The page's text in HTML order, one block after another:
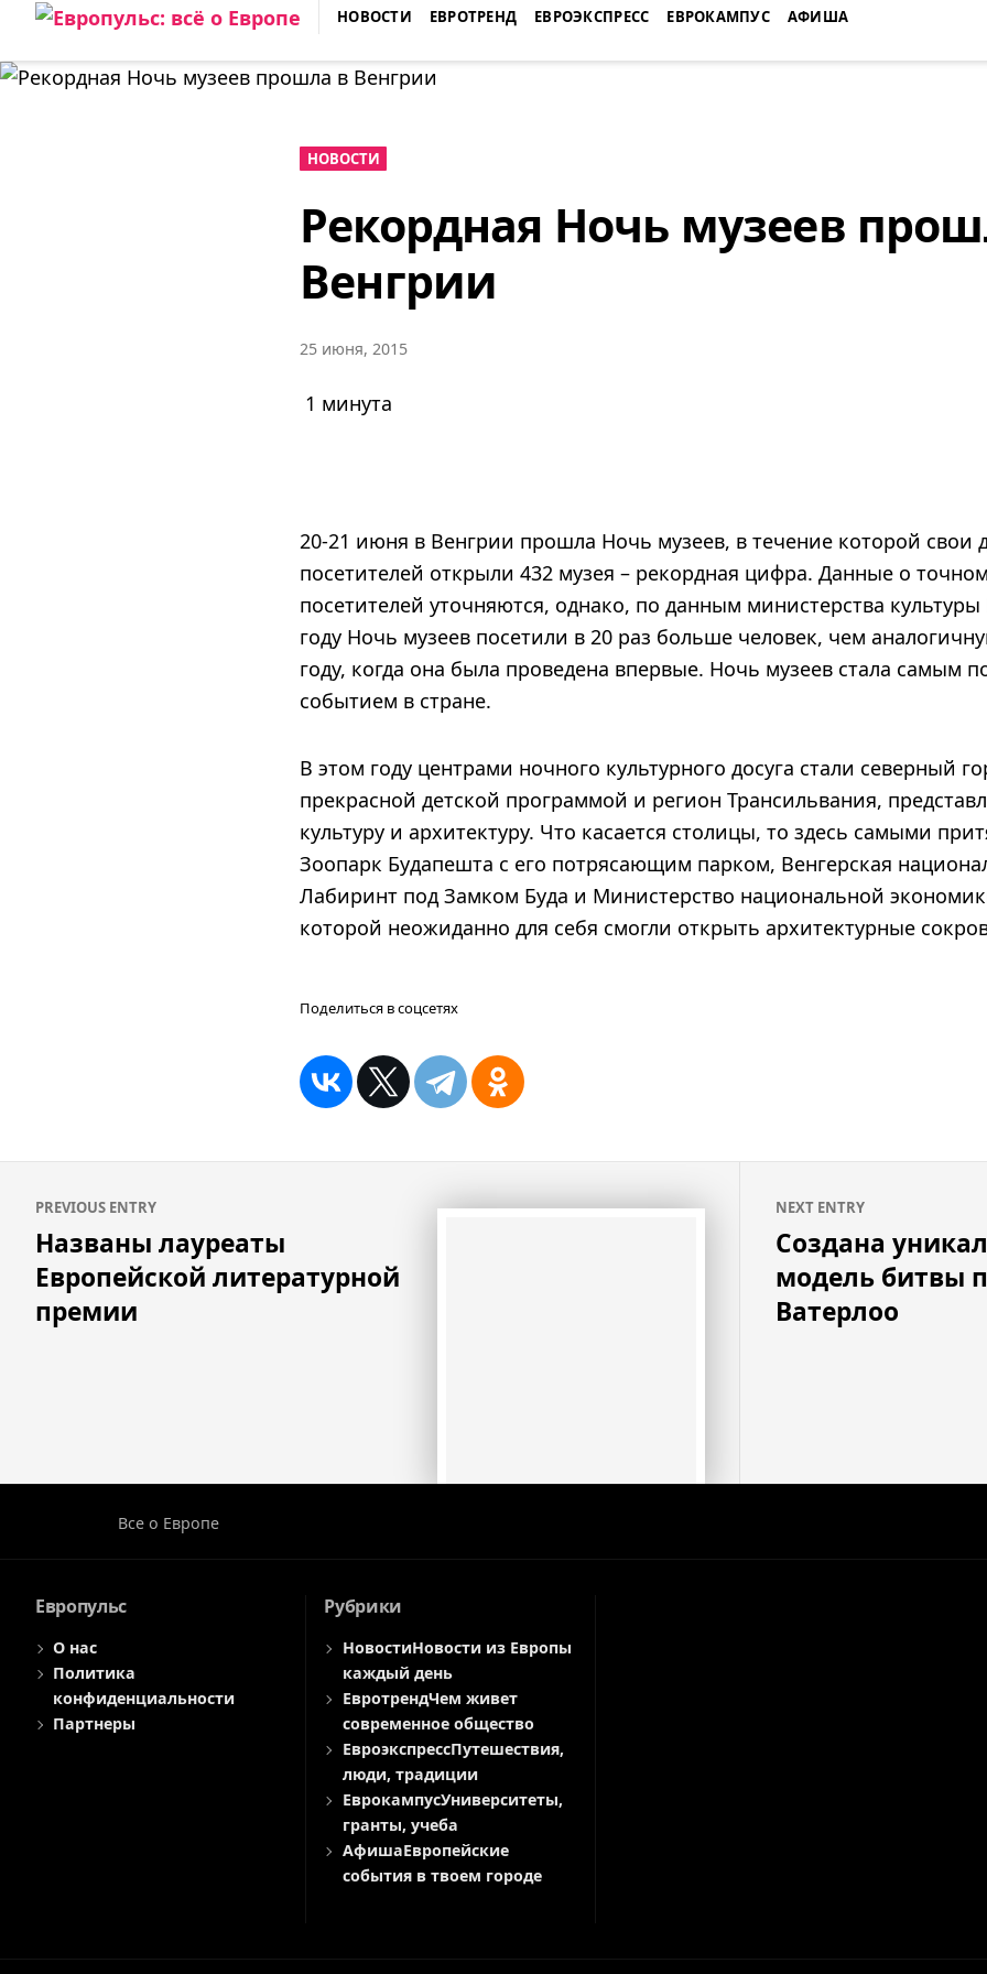
Skip
content
ЕВРОПУЛЬС: ВСЁ О ЕВРОПЕ
НОВОСТИ ЕВРОТРЕНД ЕВРОЭКСПРЕСС ЕВРОКАМПУС АФИША
НОВОСТИ
Рекордная Ночь музеев
Венгрии
25 июня, 2015
1 минута
20-21 июня в Венгрии прошла Ночь музеев, в течение которой свои
посетителей открыли 432 музея – рекордная цифра. Данные о
посетителей уточняются, однако, по данным министерства
году Ночь музеев посетили в 20 раз больше человек, чем
году, когда она была проведена впервые. Ночь музеев стала самым
событием в стране.
В этом году центрами ночного культурного досуга стали северный
прекрасной детской программой и регион Трансильвания,
культуру и архитектуру. Что касается столицы, то здесь самыми
Зоопарк Будапешта с его потрясающим парком, Венгерская
Лабиринт под Замком Буда и Министерство национальной
которой неожиданно для себя смогли открыть архитектурные
Поделиться в соцсетях
по
записям
PREVIOUS ENTRY
Названы лауреаты
Европейской литературной
премии
NEXT ENTRY
Создана
модель битвы
Ватерлоо
Все о Европе
Европульс
О нас
Политика
конфиденциальности
Партнеры
Рубрики
НовостиНовости из Европы
каждый день
ЕвротрендЧем живет
современное общество
ЕвроэкспрессПутешествия,
люди, традиции
ЕврокампусУниверситеты,
гранты, учеба
АфишаЕвропейские
события в твоем городе